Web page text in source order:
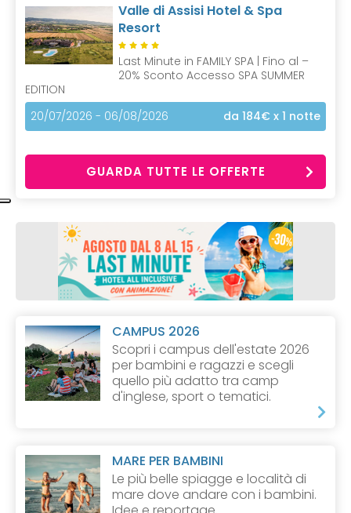
Valle di Assisi Hotel & Spa
Resort
Last Minute in FAMILY SPA | Fino al –
20% Sconto Accesso SPA SUMMER
EDITION
20/07/2026 - 06/08/2026
da 184€ x 1 notte
GUARDA TUTTE LE OFFERTE
CAMPUS 2026
Scopri i campus dell'estate 2026
per bambini e ragazzi e scegli
quello più adatto tra camp
d'inglese, sport o tematici.
MARE PER BAMBINI
Le più belle spiagge e località di
mare dove andare con i bambini.